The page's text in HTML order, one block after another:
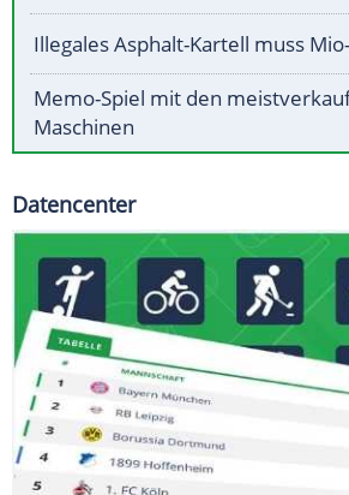
Illegales Asphalt-Kartell muss
Memo-Spiel mit den
Maschinen
Datencenter